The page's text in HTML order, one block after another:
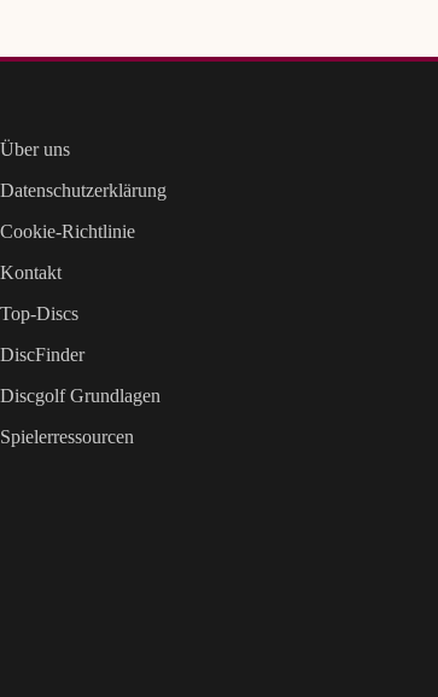
Über uns
Datenschutzerklärung
Cookie-Richtlinie
Kontakt
Top-Discs
DiscFinder
Discgolf Grundlagen
Spielerressourcen